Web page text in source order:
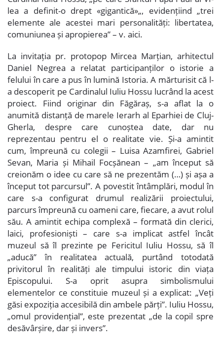
lea a definit-o drept «gigantică»„, evidențiind „trei
elemente ale acestei mari personalități: libertatea,
comuniunea și apropierea” – v. aici.
La invitația pr. protopop Mircea Marțian, arhitectul
Daniel Negrea a relatat participanților o istorie a
felului în care a pus în lumină Istoria. A mărturisit că l-
a descoperit pe Cardinalul Iuliu Hossu lucrând la acest
proiect. Fiind originar din Făgăraș, s-a aflat la o
anumită distanță de marele Ierarh al Eparhiei de Cluj-
Gherla, despre care cunoștea date, dar nu
reprezentau pentru el o realitate vie. Și-a amintit
cum, împreună cu colegii – Luisa Azamfirei, Gabriel
Sevan, Maria și Mihail Focșănean – „am început să
creionăm o idee cu care să ne prezentăm (…) și așa a
început tot parcursul”. A povestit întâmplări, modul în
care s-a configurat drumul realizării proiectului,
parcurs împreună cu oameni care, fiecare, a avut rolul
său. A amintit echipa complexă – formată din clerici,
laici, profesioniști – care s-a implicat astfel încât
muzeul să îl prezinte pe Fericitul Iuliu Hossu, să îl
„aducă” în realitatea actuală, purtând totodată
privitorul în realități ale timpului istoric din viața
Episcopului. S-a oprit asupra simbolismului
elementelor ce constituie muzeul și a explicat: „Veți
găsi expoziția accesibilă din ambele părți”. Iuliu Hossu,
„omul providențial”, este prezentat „de la copil spre
desăvârșire, dar și invers”.